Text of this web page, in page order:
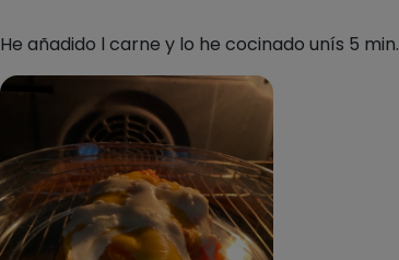
He añadido l carne y lo he cocinado unís 5 min.